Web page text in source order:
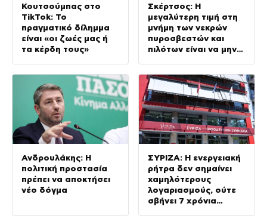
Κουτσούμπας στο
TikTok: Το
πραγματικό δίλημμα
είναι «οι ζωές μας ή
τα κέρδη τους»
Σκέρτσος: Η
μεγαλύτερη τιμή στη
μνήμη των νεκρών
πυροσβεστών και
πιλότων είναι να μην
πρόληψη
Ανδρουλάκης: Η
πολιτική προστασία
πρέπει να αποκτήσει
νέο δόγμα
ΣΥΡΙΖΑ: Η ενεργειακή
ρήτρα δεν σημαίνει
χαμηλότερους
λογαριασμούς, ούτε
σβήνει 7 χρόνια